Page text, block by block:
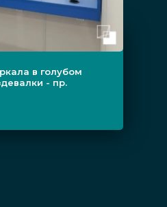
в голубом
- пр.